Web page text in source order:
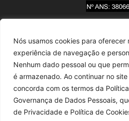
Nós usamos cookies para oferecer
experiência de navegação e
Nenhum dado pessoal ou que
é armazenado. Ao continuar no
concorda com os termos da
Governança de Dados Pessoais,
de Privacidade e Política de